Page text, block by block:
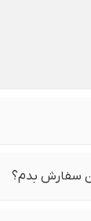
سفارش بدم؟